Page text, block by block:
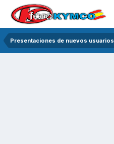
Presentaciones de nuevos usuarios